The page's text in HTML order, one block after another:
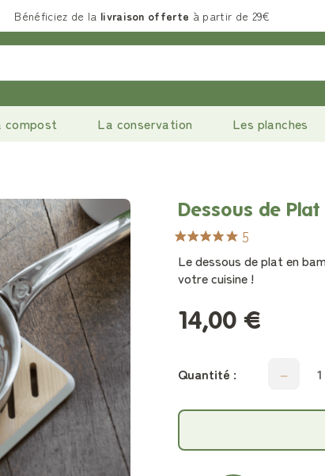
Bénéficiez de la livraison offerte à partir de 29€
compost La conservation Les planches
Dessous de
5
Le dessous de plat en
votre cuisine !
14,00 €
Quantité :